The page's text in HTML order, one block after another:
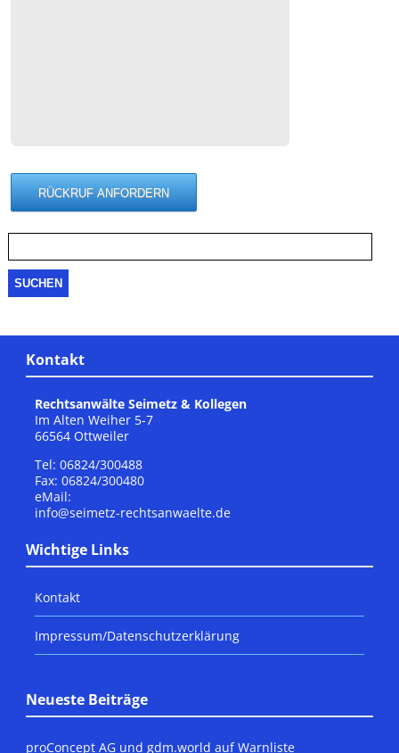
nach:
Kontakt
Rechtsanwälte Seimetz & Kollegen
Im Alten Weiher 5-7
66564 Ottweiler
Tel: 06824/300488
Fax: 06824/300480
eMail:
info@seimetz-rechtsanwaelte.de
Wichtige Links
Kontakt
Impressum/Datenschutzerklärung
Neueste Beiträge
proConcept AG und gdm.world auf Warnliste